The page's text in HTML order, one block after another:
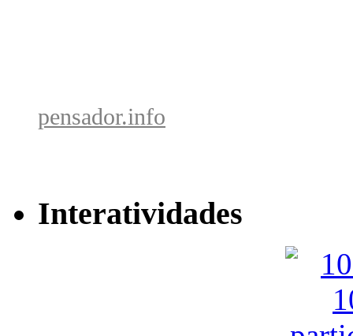
pensador.info
Interatividades